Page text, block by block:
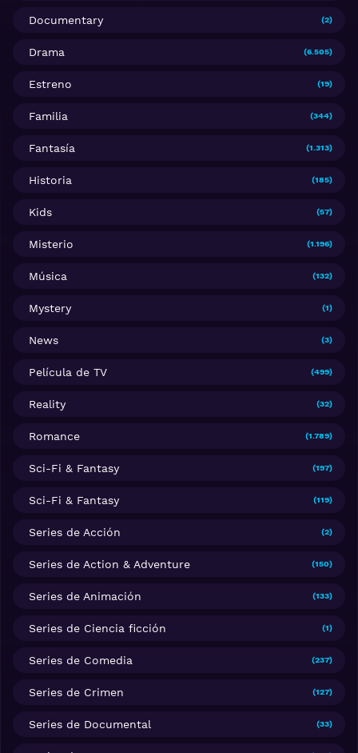
Documentary (2)
Drama (6.505)
Estreno (19)
Familia (344)
Fantasía (1.313)
Historia (185)
Kids (57)
Misterio (1.196)
Música (132)
Mystery (1)
News (3)
Película de TV (499)
Reality (32)
Romance (1.789)
Sci-Fi & Fantasy (197)
Sci-Fi & Fantasy (119)
Series de Acción (2)
Series de Action & Adventure (150)
Series de Animación (133)
Series de Ciencia ficción (1)
Series de Comedia (237)
Series de Crimen (127)
Series de Documental (33)